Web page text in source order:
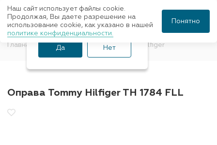
Главная Оправы для очков Tommy Hilfiger
Оправа Tommy Hilfiger TH 1784 FLL
Ваш город Санкт-
Петербург?
Да Нет
Наш сайт использует файлы cookie.
Продолжая, Вы даете разрешение на
использование cookie, как указано в нашей
политике конфиденциальности.
Понятно